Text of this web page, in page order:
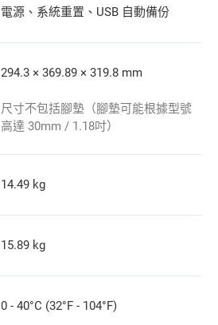
電源、系統重置、USB 自動備份
294.3 × 369.89 × 319.8 mm
尺寸不包括腳墊（腳墊可能根據型號
高達 30mm / 1.18吋）
14.49 kg
15.89 kg
0 - 40°C (32°F - 104°F)